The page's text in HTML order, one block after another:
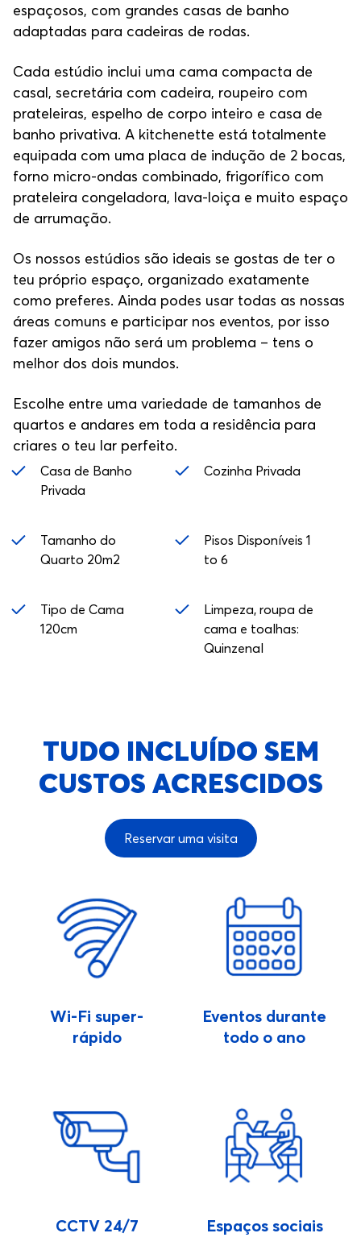
espaçosos, com grandes casas de banho
adaptadas para cadeiras de rodas.
Cada estúdio inclui uma cama compacta de
casal, secretária com cadeira, roupeiro com
prateleiras, espelho de corpo inteiro e casa de
banho privativa. A kitchenette está totalmente
equipada com uma placa de indução de 2 bocas,
forno micro-ondas combinado, frigorífico com
prateleira congeladora, lava-loiça e muito espaço
de arrumação.
Os nossos estúdios são ideais se gostas de ter o
teu próprio espaço, organizado exatamente
como preferes. Ainda podes usar todas as nossas
áreas comuns e participar nos eventos, por isso
fazer amigos não será um problema – tens o
melhor dos dois mundos.
Escolhe entre uma variedade de tamanhos de
quartos e andares em toda a residência para
criares o teu lar perfeito.
Casa de Banho
Privada
Cozinha Privada
Tamanho do
Quarto 20m2
Pisos Disponíveis 1
to 6
Tipo de Cama
120cm
Limpeza, roupa de
cama e toalhas:
Quinzenal
TUDO INCLUÍDO SEM
CUSTOS ACRESCIDOS
Reservar uma visita
Wi-Fi super-
rápido
Eventos durante
todo o ano
CCTV 24/7 Espaços sociais